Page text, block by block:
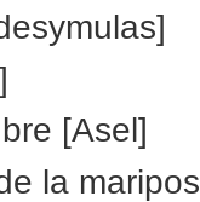
[Asel]
la